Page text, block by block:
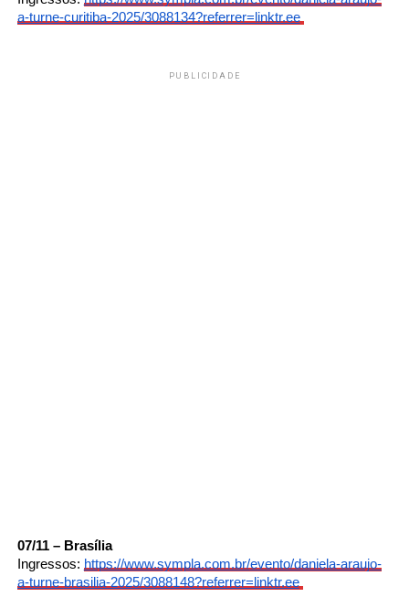
a-turne-curitiba-2025/3088134?referrer=linktr.ee
PUBLICIDADE
07/11 – Brasília
Ingressos: https://www.sympla.com.br/evento/daniela-araujo-
a-turne-brasilia-2025/3088148?referrer=linktr.ee